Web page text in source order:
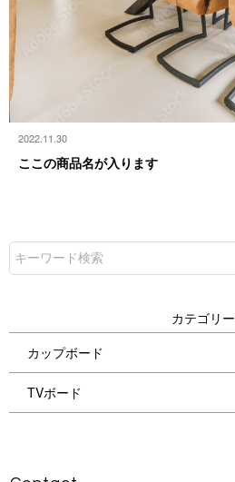
2022.11.30
ここの商品名が 入 り ま す
カ テ ゴ リ ー
カップボード
TVボード